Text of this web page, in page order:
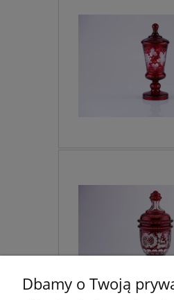
Dbamy o Twoją